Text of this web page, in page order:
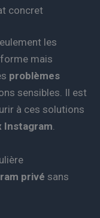
concret
les
mais
problèmes
sensibles. Il est
à ces solutions
Instagram.
privé sans